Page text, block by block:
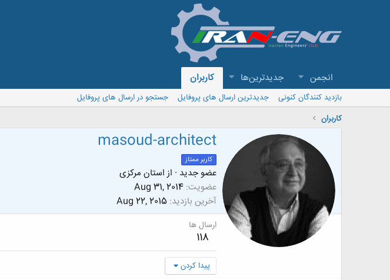
انجمن جدیدترین‌ها کاربران
بازدید کنندگان کنونی جدیدترین ارسال های پروفایل
جستجو در ارسال های پروفایل
کاربران
masoud-architect
کاربر ممتاز
عضو جدید · از استان مرکزی
عضویت Aug 31, 2014
آخرین بازدید Aug 22, 2015
ارسال ها
118
پیدا کردن